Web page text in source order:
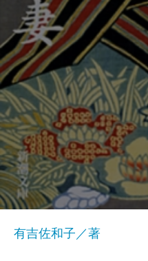
有吉佐和子／著